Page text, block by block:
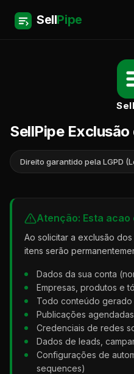
SellPipe
SellPipe
Direito garantido pela LGPD
Atenção: Esta
Ao solicitar a exclusão
itens serão
Dados da sua conta
Empresas, produtos e
Todo conteúdo
Publicações
Credenciais de redes
Dados de leads,
Configurações de
sequences)